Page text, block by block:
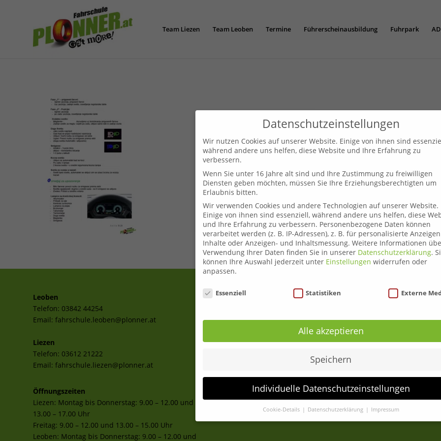
Team Liezen Team Leoben Termine Führerscheinausbildung Fuhrpark
Leoben
Telefon: 03842 44254
Email: fahrschule.leoben@plonner.at
Liezen
Telefon: 03612 21222
Email: fahrschule.liezen@plonner.at
Öffnungszeiten
Liezen: Montag bis Donnerstag: 9.00 – 12.00 und
13.00 – 17.00 Uhr
Freitag: 9.00 – 12.00 und 13.00 – 15.00 Uhr
Leoben: Montag bis Donnerstag: 9.00 – 12.00 und
ADR Gefahrengutlenkerkurse
C95 Weiterbildung
News
Kontakt
Datenschutzeinstellungen
Wir nutzen Cookies auf unserer Website. Einige von ihnen sind
während andere uns helfen, diese Website und Ihre Erfahrung zu
verbessern.
Wenn Sie unter 16 Jahre alt sind und Ihre Zustimmung zu freiwilligen
Diensten geben möchten, müssen Sie Ihre Erziehungsberechtigten um
Erlaubnis bitten.
Wir verwenden Cookies und andere Technologien auf unserer Website.
Einige von ihnen sind essenziell, während andere uns helfen, diese
und Ihre Erfahrung zu verbessern. Personenbezogene Daten können
verarbeitet werden (z. B. IP-Adressen), z. B. für personalisierte
Inhalte oder Anzeigen- und Inhaltsmessung. Weitere Informationen
Verwendung Ihrer Daten finden Sie in unserer Datenschutzerklärung.
können Ihre Auswahl jederzeit unter Einstellungen widerrufen oder
anpassen.
Datenschutzeinstellungen
Essenziell Statistiken Externe
Alle akzeptieren
Speichern
Individuelle Datenschutzeinstellungen
Cookie-Details Datenschutzerklärung Impressum
Datenschutzeinstellungen